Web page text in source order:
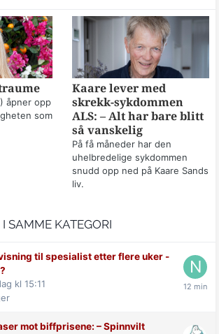
åpner opp
som
Kaare lever med
skrekk-sykdommen
ALS: – Alt har bare blitt
så vanskelig
På få måneder har den
uhelbredelige sykdommen
snudd opp ned på Kaare Sands
liv.
SAMME KATEGORI
til spesialist etter flere uker -
kl 15:11
mot biff­prisene: –⁠ Spinnvilt